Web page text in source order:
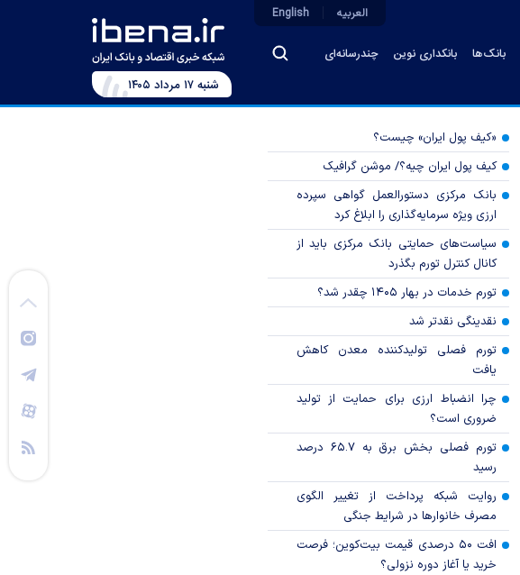
بانک‌ها بانکداری نوین چندرسانه‌ای
العربیه English
شنبه ۱۷ مرداد ۱۴۰۵
«کیف پول ایران» چیست؟
کیف پول ایران چیه؟/ موشن گرافیک
بانک مرکزی دستورالعمل گواهی سپرده
ارزی ویژه سرمایه‌گذاری را ابلاغ کرد
سیاست‌های حمایتی بانک مرکزی باید از
کانال کنترل تورم بگذرد
تورم خدمات در بهار ۱۴۰۵ چقدر شد؟
نقدینگی نقدتر شد
تورم فصلی تولیدکننده معدن کاهش
یافت
چرا انضباط ارزی برای حمایت از تولید
ضروری است؟
تورم فصلی بخش برق به ۶۵.۷ درصد
رسید
روایت شبکه پرداخت از تغییر الگوی
مصرف خانوار‌ها در شرایط جنگی
افت ۵۰ درصدی قیمت بیت‌کوین؛ فرصت
خرید یا آغاز دوره نزولی؟